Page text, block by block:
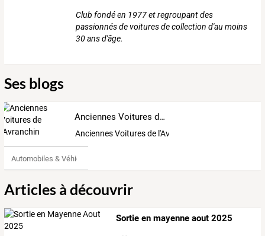
Club fondé en 1977 et regroupant des
passionnés de voitures de collection d'au moins
30 ans d'âge.
Ses blogs
Anciennes Voitures de l'Avranchin
Anciennes Voitures de l'Avranchin
Automobiles & Véhicules
Articles à découvrir
Sortie en mayenne aout 2025